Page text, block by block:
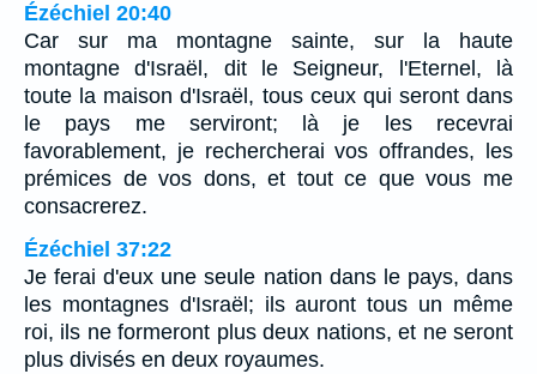
Ézéchiel 20:40
Car sur ma montagne sainte, sur la haute
montagne d'Israël, dit le Seigneur, l'Eternel, là
toute la maison d'Israël, tous ceux qui seront dans
le pays me serviront; là je les recevrai
favorablement, je rechercherai vos offrandes, les
prémices de vos dons, et tout ce que vous me
consacrerez.
Ézéchiel 37:22
Je ferai d'eux une seule nation dans le pays, dans
les montagnes d'Israël; ils auront tous un même
roi, ils ne formeront plus deux nations, et ne seront
plus divisés en deux royaumes.